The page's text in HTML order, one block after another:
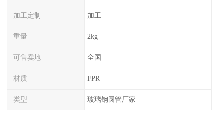
加工定制 加工
重量 2kg
可售卖地 全国
材质 FPR
类型 玻璃钢圆管厂家